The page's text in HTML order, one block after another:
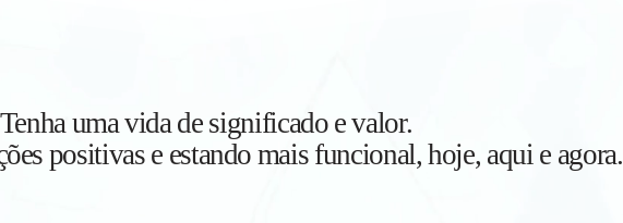
Tenha uma vida de significado e valor.
positivas e estando mais funcional, hoje, aqui e agora.